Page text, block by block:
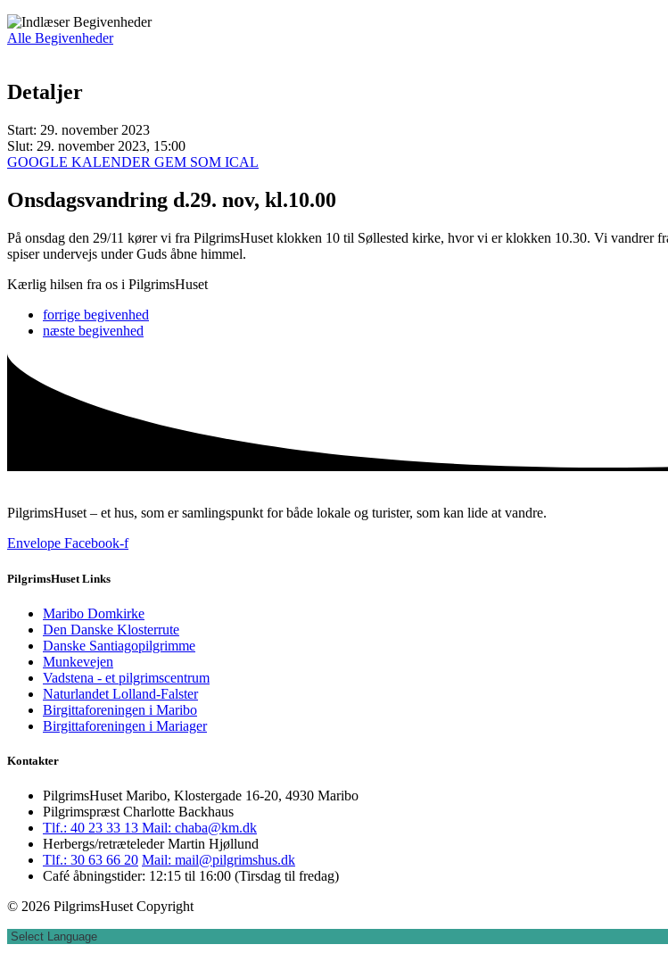
Alle Begivenheder
Detaljer
Start: 29. november 2023
Slut: 29. november 2023, 15:00
GOOGLE KALENDER GEM SOM ICAL
Onsdagsvandring d.29. nov, kl.10.00
På onsdag den 29/11 kører vi fra PilgrimsHuset klokken 10 til Søllested kirke, hvor vi er klokken 10.30. Vi
spiser undervejs under Guds åbne himmel.
Kærlig hilsen fra os i PilgrimsHuset
forrige begivenhed
næste begivenhed
PilgrimsHuset – et hus, som er samlingspunkt for både lokale og turister, som kan lide at vandre.
Envelope Facebook-f
PilgrimsHuset Links
Maribo Domkirke
Den Danske Klosterrute
Danske Santiagopilgrimme
Munkevejen
Vadstena - et pilgrimscentrum
Naturlandet Lolland-Falster
Birgittaforeningen i Maribo
Birgittaforeningen i Mariager
Kontakter
PilgrimsHuset Maribo, Klostergade 16-20, 4930 Maribo
Pilgrimspræst Charlotte Backhaus
Tlf.: 40 23 33 13 Mail: chaba@km.dk
Herbergs/retræteleder Martin Hjøllund
Tlf.: 30 63 66 20 Mail: mail@pilgrimshus.dk
Café åbningstider: 12:15 til 16:00 (Tirsdag til fredag)
© 2026 PilgrimsHuset Copyright